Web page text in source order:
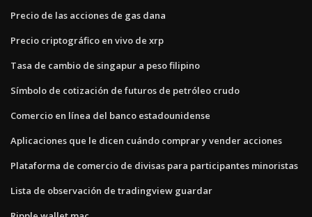
Precio de las acciones de gas dana
Precio criptográfico en vivo de xrp
Tasa de cambio de singapur a peso filipino
Símbolo de cotización de futuros de petróleo crudo
Comercio en línea del banco estadounidense
Aplicaciones que le dicen cuándo comprar y vender acciones
Plataforma de comercio de divisas para participantes minoristas
Lista de observación de tradingview guardar